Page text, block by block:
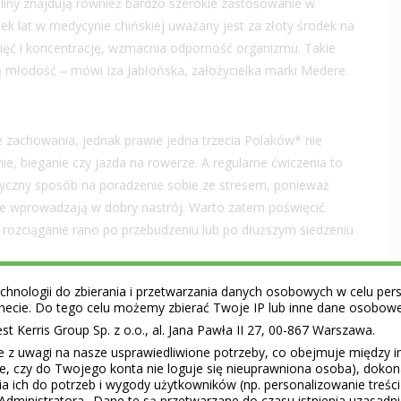
lat w medycynie chińskiej uważany jest za złoty środek na
i koncentrację, wzmacnia odporność organizmu. Takie
– mówi Iza Jabłońska, założycielka marki Medere.
jednak prawie jedna trzecia Polaków* nie
bieganie czy jazda na rowerze. A regularne ćwiczenia to
sposób na poradzenie sobie ze stresem, ponieważ
wprowadzają w dobry nastrój. Warto zatem poświęcić
rano po przebudzeniu lub po dłuższym siedzeniu
i poprawi ukrwienie skóry. Jednak jedną z
i wieczną młodość jest… sen. To czas, kiedy
zdrowy sen wspomaga przyswajanie informacji,
na psychikę, ale i urodę.
do zbierania i przetwarzania danych osobowych w celu
Do tego celu możemy zbierać Twoje IP lub inne dane
Group Sp. z o.o., al. Jana Pawła II 27, 00-867 Warszawa.
z uwagi na nasze usprawiedliwione potrzeby, co obejmuje między
czy do Twojego konta nie loguje się nieuprawniona osoba),
ich do potrzeb i wygody użytkowników (np. personalizowanie